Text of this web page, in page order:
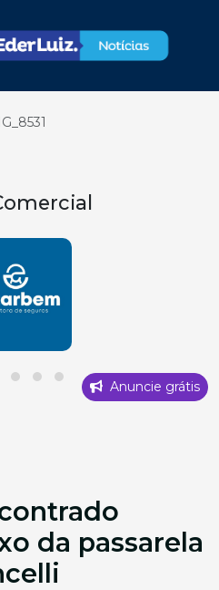
Anuncie grátis
da passarela